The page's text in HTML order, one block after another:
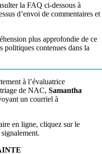
la FAQ ci-dessous à
d’envoi de commentaires et
plus approfondie de ce
politiques contenues dans la
à l’évaluatrice
triage de NAC,Samantha
un courriel à
en ligne, cliquez sur le